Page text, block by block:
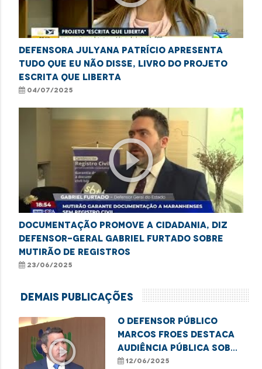
Defensora Julyana Patrício apresenta
Tudo Que Eu Não Disse, livro do projeto
Escrita que Liberta
04/07/2025
play_circle_outline
Documentação promove a cidadania, diz
defensor-geral Gabriel Furtado sobre
mutirão de registros
23/06/2025
Demais Publicações
play_circle_outline
O defensor público
Marcos Froes destaca
audiência pública sobre
fraudes bancárias
12/06/2025